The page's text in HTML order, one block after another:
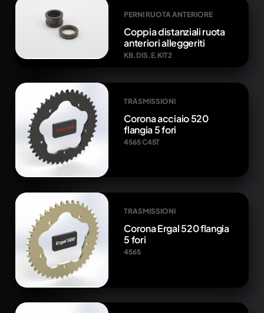
PERNI RUOTA ANTERIORE
Coppia distanziali ruota
anteriori alleggeriti
KB.DIS.E.KIT2
TRASMISSIONI
Corona acciaio 520
flangia 5 fori
4565 C45T
TRASMISSIONI
Corona Ergal 520 flangia
5 fori
4565